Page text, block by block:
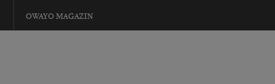
OWAYO MAGAZIN